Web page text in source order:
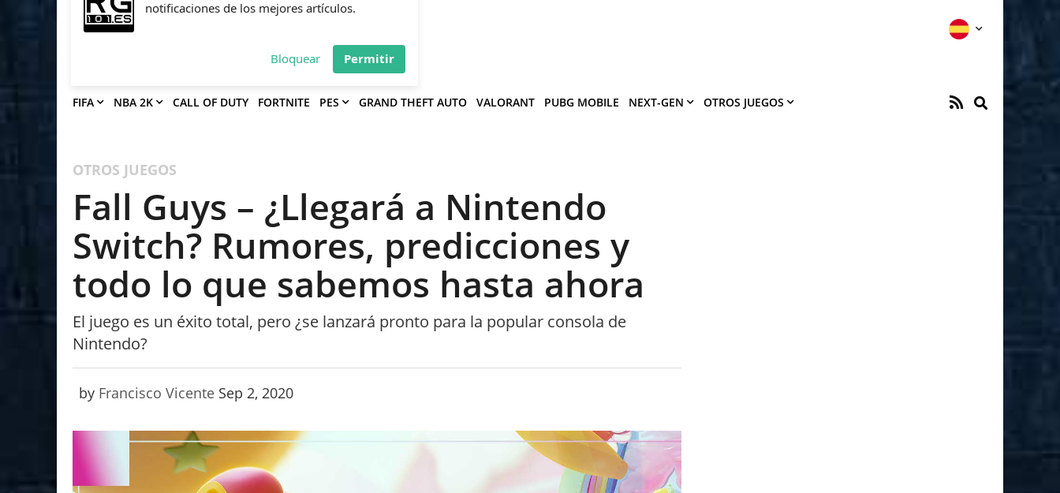
FIFA NBA 2K CALL OF DUTY FORTNITE PES GRAND THEFT AUTO VALORANT PUBG MOBILE NEXT-GEN OTROS JUEGOS
OTROS JUEGOS
Fall Guys – ¿Llegará a Nintendo
Switch? Rumores, predicciones y
todo lo que sabemos hasta ahora
El juego es un éxito total, pero ¿se lanzará pronto para la popular consola de
Nintendo?
by Francisco Vicente Sep 2, 2020